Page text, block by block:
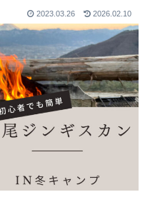
2023.03.26 2026.02.10